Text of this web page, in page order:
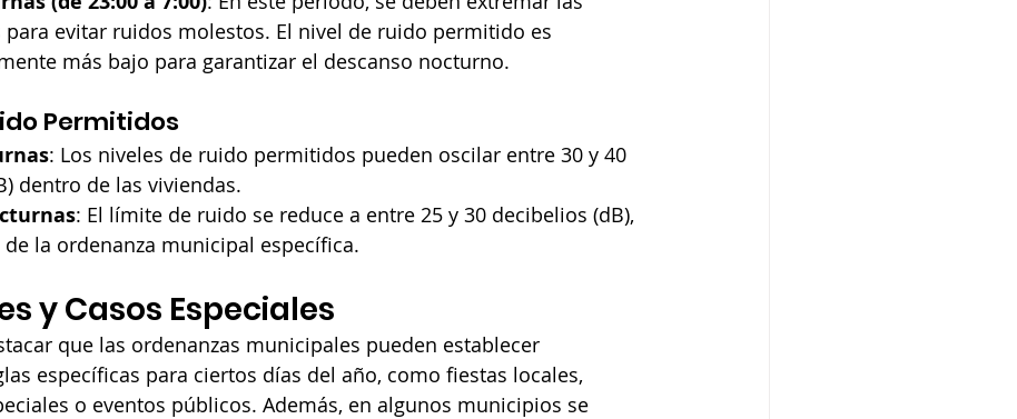
para evitar ruidos molestos. El nivel de ruido permitido es
más bajo para garantizar el descanso nocturno.
Permitidos
: Los niveles de ruido permitidos pueden oscilar entre 30 y 40
dentro de las viviendas.
: El límite de ruido se reduce a entre 25 y 30 decibelios (dB),
la ordenanza municipal específica.
y Casos Especiales
que las ordenanzas municipales pueden establecer
específicas para ciertos días del año, como fiestas locales,
o eventos públicos. Además, en algunos municipios se